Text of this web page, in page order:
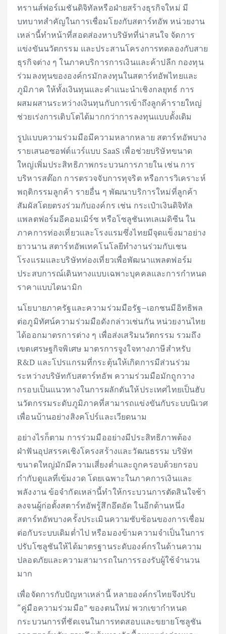
ทรานส์ฟอร์เมชันดิจิทัลหรือฝ่ายสร้างธุรกิจใหม่ มี
บทบาทสำคัญในการเชื่อมโยงกับสตาร์ทอัพ หน่วยงาน
เหล่านี้ทำหน้าที่สอดส่องหาบริษัทที่น่าสนใจ จัดการ
แข่งขันนวัตกรรม และประสานโครงการทดลองกับสาย
ธุรกิจต่าง ๆ ในภาคบริการการเงินและค้าปลีก กองทุน
ร่วมลงทุนขององค์กรมักลงทุนในสตาร์ทอัพไทยและ
ภูมิภาค ให้ทั้งเงินทุนและคำแนะนำเชิงกลยุทธ์ การ
ผสมผสานระหว่างเงินทุนกับการเข้าถึงลูกค้ารายใหญ่
ช่วยเร่งการเติบโตได้มากกว่าการลงทุนแบบดั้งเดิม
รูปแบบความร่วมมือมีความหลากหลาย สตาร์ทอัพบาง
รายเสนอซอฟต์แวร์แบบ SaaS เพื่อช่วยบริษัทขนาด
ใหญ่เพิ่มประสิทธิภาพกระบวนการภายใน เช่น การ
บริหารสต๊อก การตรวจจับการทุจริต หรือการวิเคราะห์
พฤติกรรมลูกค้า รายอื่น ๆ พัฒนาบริการใหม่ที่ลูกค้า
สัมผัสโดยตรงร่วมกับองค์กร เช่น กระเป๋าเงินดิจิทัล
แพลตฟอร์มอีคอมเมิร์ซ หรือโซลูชันเทเลเมดิซีน ใน
ภาคการท่องเที่ยวและโรงแรมซึ่งไทยมีจุดแข็งมาอย่าง
ยาวนาน สตาร์ทอัพเทคโนโลยีทำงานร่วมกับเชน
โรงแรมและบริษัทท่องเที่ยวเพื่อพัฒนาแพลตฟอร์ม
ประสบการณ์เดินทางแบบเฉพาะบุคคลและการกำหนด
ราคาแบบไดนามิก
นโยบายภาครัฐและความร่วมมือรัฐ–เอกชนมีอิทธิพล
ต่อภูมิทัศน์ความร่วมมือดังกล่าวเช่นกัน หน่วยงานไทย
ได้ออกมาตรการต่าง ๆ เพื่อส่งเสริมนวัตกรรม รวมถึง
เขตเศรษฐกิจพิเศษ มาตรการจูงใจทางภาษีสำหรับ
R&D และโปรแกรมที่กระตุ้นให้เกิดการมีส่วนร่วม
ระหว่างบริษัทกับสตาร์ทอัพ ความร่วมมือมักถูกวาง
กรอบเป็นแนวทางในการผลักดันให้ประเทศไทยเป็นฮับ
นวัตกรรมระดับภูมิภาคที่สามารถแข่งขันกับระบบนิเวศ
เพื่อนบ้านอย่างสิงคโปร์และเวียดนาม
อย่างไรก็ตาม การร่วมมืออย่างมีประสิทธิภาพต้อง
ฝ่าฟันอุปสรรคเชิงโครงสร้างและวัฒนธรรม บริษัท
ขนาดใหญ่มักมีความเสี่ยงต่ำและถูกครอบด้วยกรอบ
กำกับดูแลที่เข้มงวด โดยเฉพาะในภาคการเงินและ
พลังงาน ข้อจำกัดเหล่านี้ทำให้กระบวนการตัดสินใจช้า
ลงจนผู้ก่อตั้งสตาร์ทอัพรู้สึกอึดอัด ในอีกด้านหนึ่ง
สตาร์ทอัพบางครั้งประเมินความซับซ้อนของการเชื่อม
ต่อกับระบบเดิมต่ำไป หรือมองข้ามความจำเป็นในการ
ปรับโซลูชันให้ได้มาตรฐานระดับองค์กรในด้านความ
ปลอดภัยและความสามารถในการรองรับผู้ใช้จำนวน
มาก
เพื่อจัดการกับปัญหาเหล่านี้ หลายองค์กรไทยจึงปรับ
“คู่มือความร่วมมือ” ของตนใหม่ พวกเขากำหนด
กระบวนการที่ชัดเจนในการทดสอบและขยายโซลูชัน